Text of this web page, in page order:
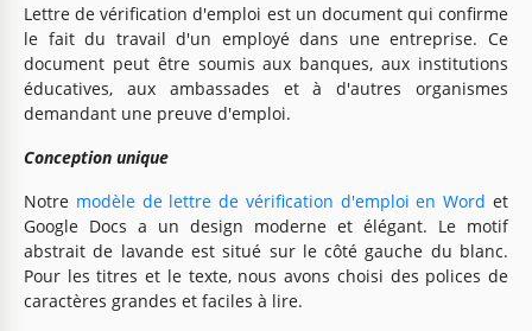
Lettre de vérification d'emploi est un document qui confirme
le fait du travail d'un employé dans une entreprise. Ce
document peut être soumis aux banques, aux institutions
éducatives, aux ambassades et à d'autres organismes
demandant une preuve d'emploi.
Conception unique
Notre modèle de lettre de vérification d'emploi en Word et
Google Docs a un design moderne et élégant. Le motif
abstrait de lavande est situé sur le côté gauche du blanc.
Pour les titres et le texte, nous avons choisi des polices de
caractères grandes et faciles à lire.